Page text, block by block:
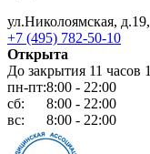
ул.Николоямская,
+7 (495) 782-50-10
Открыта
До закрытия 11 часов
пн-пт:8:00 - 22:00
сб:
8:00 - 22:00
вс:
8:00 - 22:00